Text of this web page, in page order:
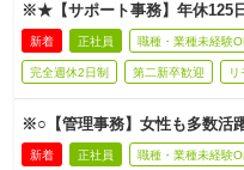
※★【サポート事務】年休125
新着 正社員 職種・業種未経験
完全週休2日制 第二新卒歓迎
※○【管理事務】女性も多数活
新着 正社員 職種・業種未経験